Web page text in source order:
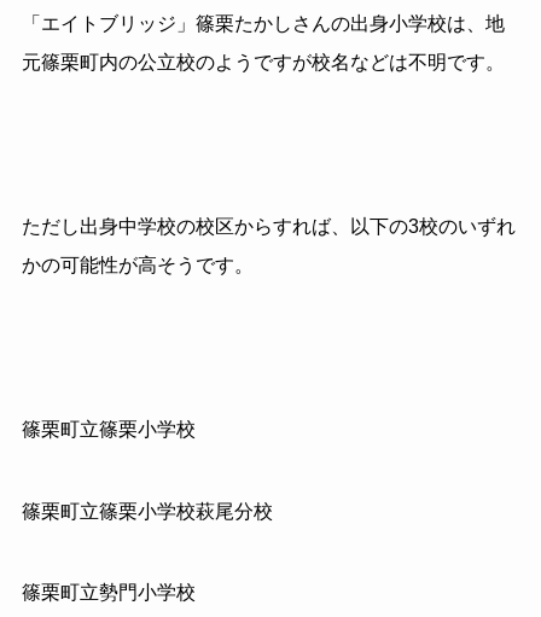
「エイトブリッジ」篠栗たかしさんの出身小学校は、地
元篠栗町内の公立校のようですが校名などは不明です。
ただし出身中学校の校区からすれば、以下の3校のいずれ
かの可能性が高そうです。
篠栗町立篠栗小学校
篠栗町立篠栗小学校萩尾分校
篠栗町立勢門小学校